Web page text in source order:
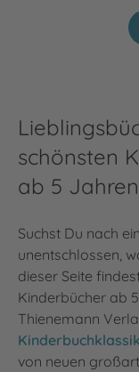
schönsten
ab 5 Jahren
Suchst Du nach
unentschlossen,
dieser Seite
Kinderbücher ab
Thienemann
von neuen